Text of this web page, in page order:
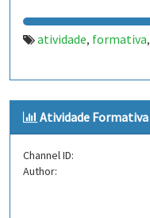
atividade, formativa,
Atividade Formativa
Channel ID:
Author: